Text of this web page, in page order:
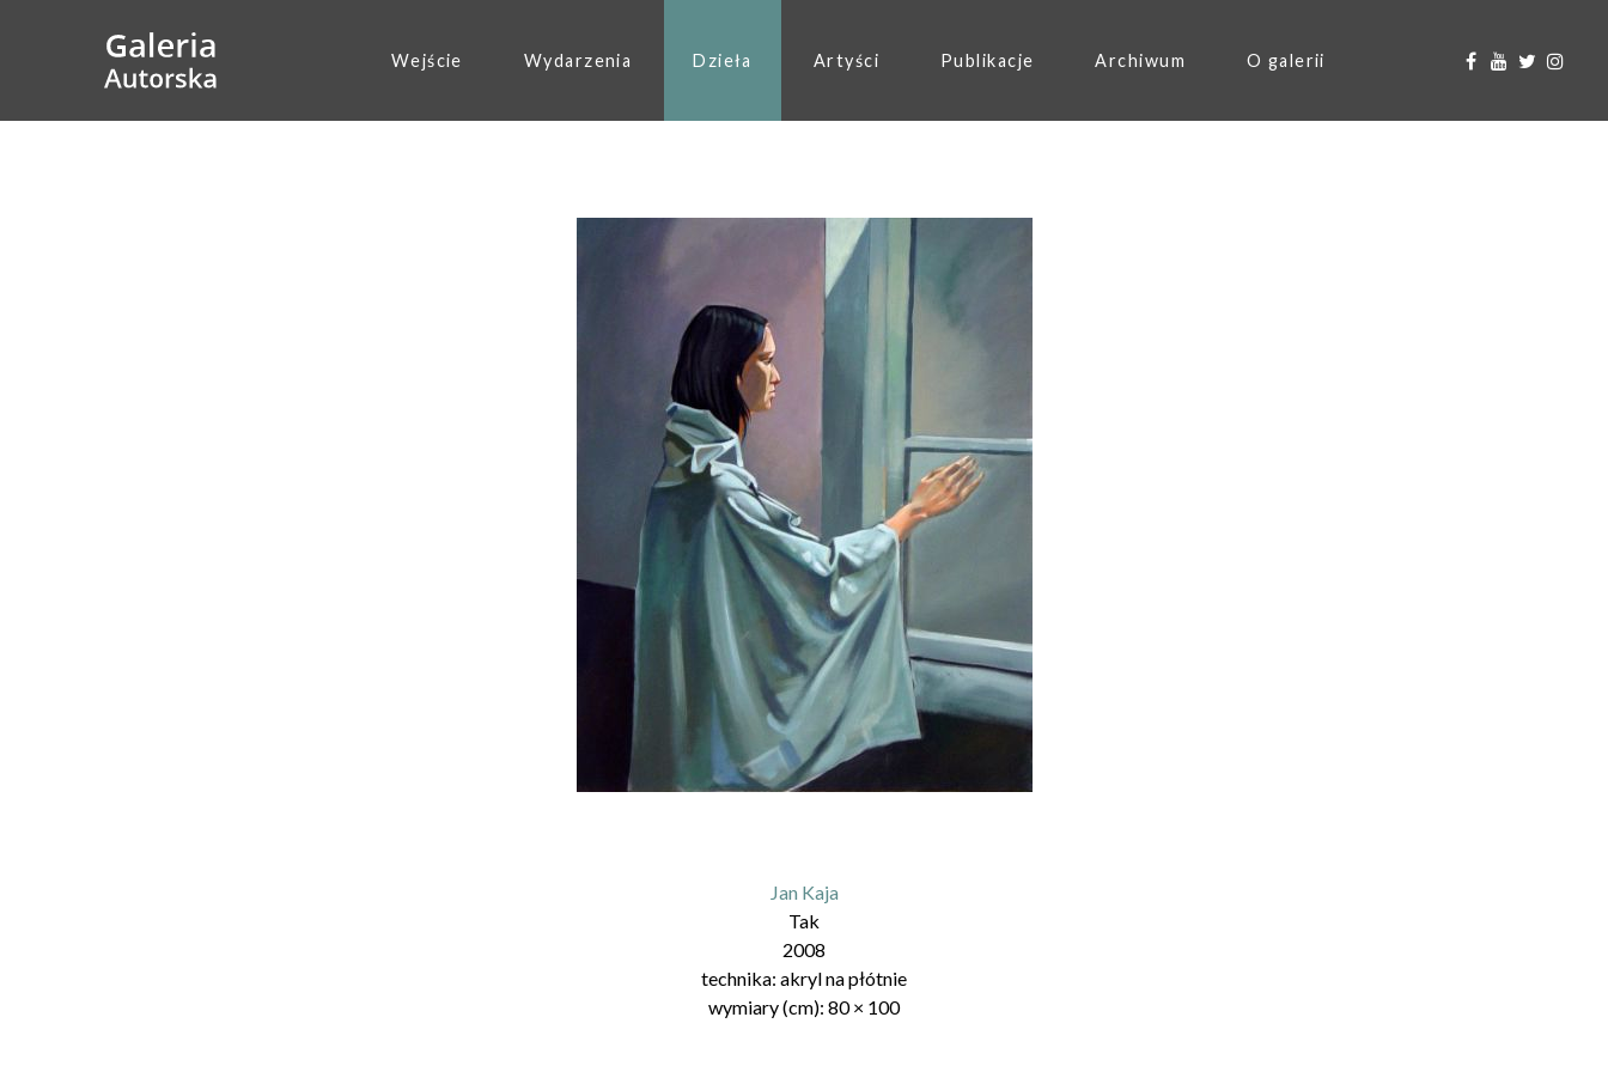
Wejście Wydarzenia Dzieła Artyści Publikacje Archiwum O galerii
Jan Kaja
Tak
2008
technika: akryl na płótnie
wymiary (cm): 80× 100